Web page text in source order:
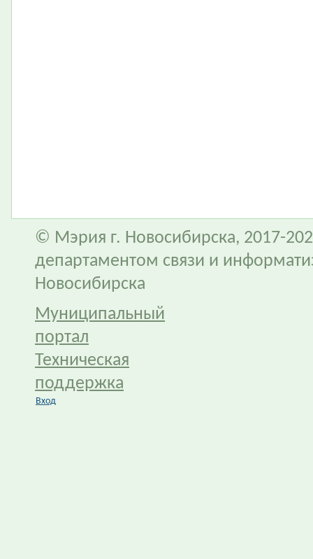
© Мэрия г. Новосибирска, 2017-
департаментом связи и
Новосибирска
Муниципальный
портал
Техническая
поддержка
Вход